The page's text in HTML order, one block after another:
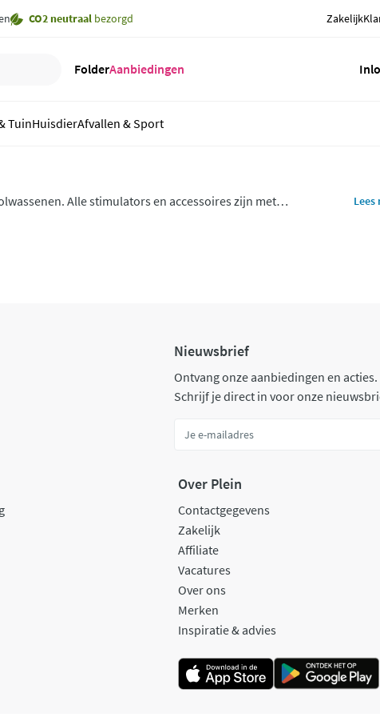
CO2 neutraal bezorgd Zakelijk
FolderAanbiedingen
TuinHuisdierAfvallen & Sport
Alle stimulators en accessoires zijn met
Lees
Nieuwsbrief
Ontvang onze aanbiedingen en acties.
Schrijf je direct in voor onze
Over Plein
Contactgegevens
Zakelijk
Affiliate
Vacatures
Over ons
Merken
Inspiratie & advies